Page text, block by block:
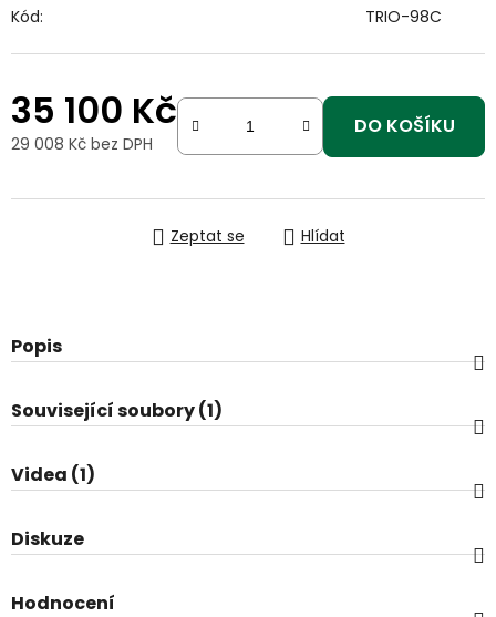
Kód:
TRIO-98C
35 100 Kč
29 008 Kč bez DPH
DO KOŠÍKU
Zeptat se Hlídat
Popis
Související soubory (1)
Videa (1)
Diskuze
Hodnocení